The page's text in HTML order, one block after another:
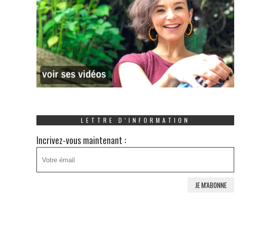
LETTRE D’INFORMATION
Incrivez-vous maintenant :